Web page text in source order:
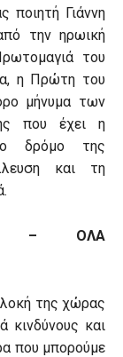
ποιητή Γιάννη
την ηρωική
του
η Πρώτη του
μήνυμα των
που έχει η
δρόμο της
και τη
– ΟΛΑ
της χώρας
κινδύνους και
που μπορούμε